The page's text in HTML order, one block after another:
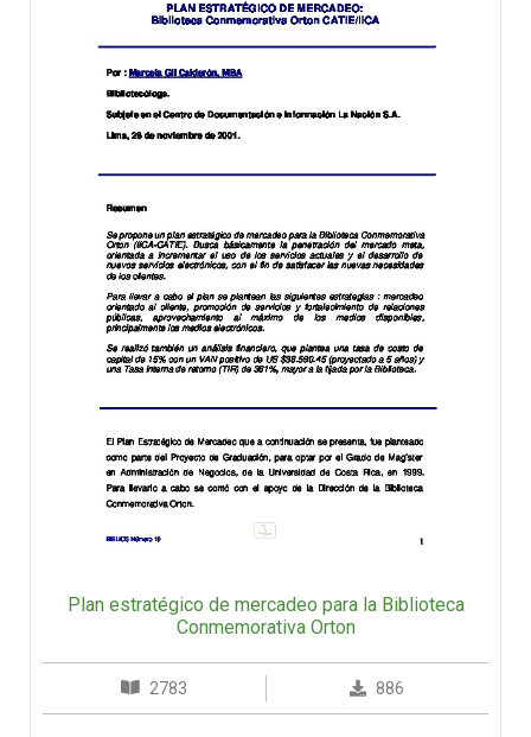
Plan estratégico de mercadeo para la Biblioteca
Conmemorativa Orton
2783 886